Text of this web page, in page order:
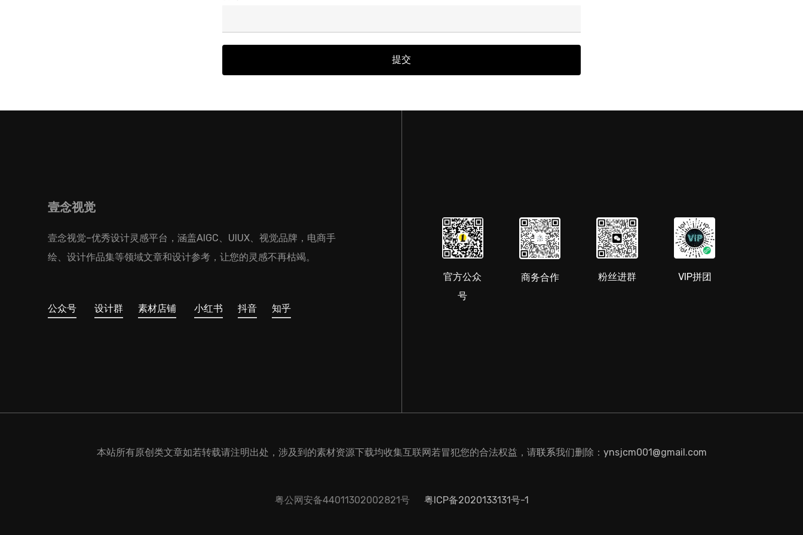
壹念视觉
壹念视觉–优秀设计灵感平台，涵盖AIGC、UIUX、视觉品牌，电商手
绘、设计作品集等领域文章和设计参考，让您的灵感不再枯竭。
公众号 设计群 素材店铺 小红书 抖音 知乎
官方公众
号
商务合作 粉丝进群 VIP拼团
本站所有原创类文章如若转载请注明出处，涉及到的素材资源下载均收集互联网若冒犯您的合法权益，请联系我们删除： ynsjcm001@gmail.com
粤公网安备44011302002821号 粤ICP备2020133131号-1